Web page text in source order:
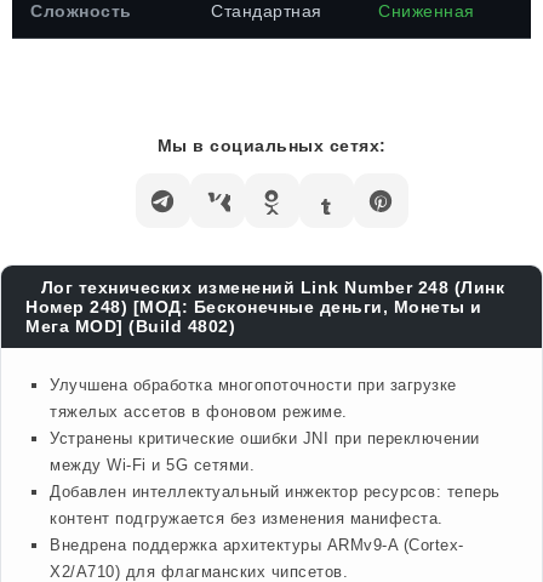
Сложность Стандартная Сниженная
Мы в социальных сетях:
Лог технических изменений Link Number 248 (Линк
Номер 248) [МОД: Бесконечные деньги, Монеты и
Мега MOD] (Build 4802)
Улучшена обработка многопоточности при загрузке
тяжелых ассетов в фоновом режиме.
Устранены критические ошибки JNI при переключении
между Wi-Fi и 5G сетями.
Добавлен интеллектуальный инжектор ресурсов: теперь
контент подгружается без изменения манифеста.
Внедрена поддержка архитектуры ARMv9-A (Cortex-
X2/A710) для флагманских чипсетов.